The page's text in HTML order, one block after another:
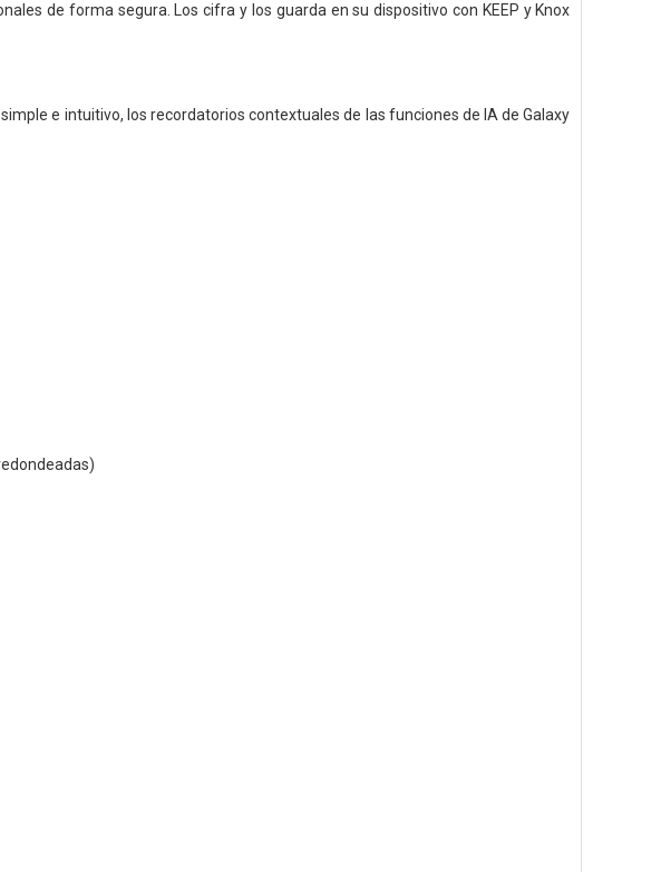
de forma segura. Los cifra y los guarda en su dispositivo con KEEP y Knox
e intuitivo, los recordatorios contextuales de las funciones de IA de Galaxy